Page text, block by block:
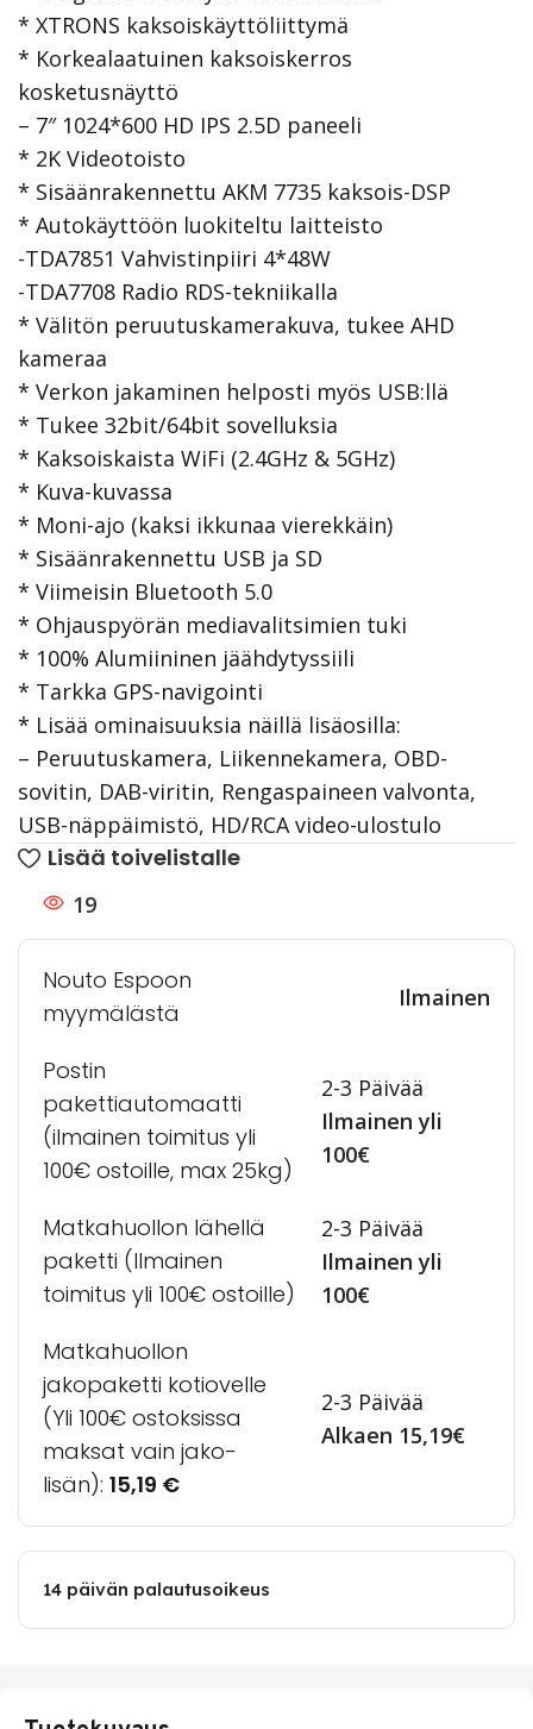
* XTRONS kaksoiskäyttöliittymä
* Korkealaatuinen kaksoiskerros
kosketusnäyttö
– 7″ 1024*600 HD IPS 2.5D paneeli
* 2K Videotoisto
* Sisäänrakennettu AKM 7735 kaksois-DSP
* Autokäyttöön luokiteltu laitteisto
-TDA7851 Vahvistinpiiri 4*48W
-TDA7708 Radio RDS-tekniikalla
* Välitön peruutuskamerakuva, tukee AHD
kameraa
* Verkon jakaminen helposti myös USB:llä
* Tukee 32bit/64bit sovelluksia
* Kaksoiskaista WiFi (2.4GHz & 5GHz)
* Kuva-kuvassa
* Moni-ajo (kaksi ikkunaa vierekkäin)
* Sisäänrakennettu USB ja SD
* Viimeisin Bluetooth 5.0
* Ohjauspyörän mediavalitsimien tuki
* 100% Alumiininen jäähdytyssiili
* Tarkka GPS-navigointi
* Lisää ominaisuuksia näillä lisäosilla:
– Peruutuskamera, Liikennekamera, OBD-
sovitin, DAB-viritin, Rengaspaineen valvonta,
USB-näppäimistö, HD/RCA video-ulostulo
Lisää toivelistalle
19
Nouto Espoon
myymälästä
Ilmainen
Postin
pakettiautomaatti
(ilmainen toimitus yli
100€ ostoille, max 25kg)
2-3 Päivää
Ilmainen yli
100€
Matkahuollon lähellä
paketti (Ilmainen
toimitus yli 100€ ostoille)
2-3 Päivää
Ilmainen yli
100€
Matkahuollon
jakopaketti kotiovelle
(Yli 100€ ostoksissa
maksat vain jako-
lisän): 15,19 €
2-3 Päivää
Alkaen 15,19€
14 päivän palautusoikeus